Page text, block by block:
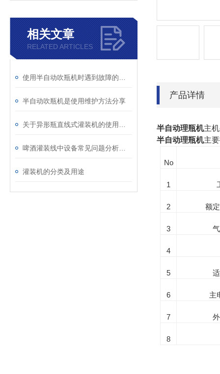
相关文章
RELATED ARTICLES
半自动吹瓶机是使用维护方法分享
灌装机的分类及用途
产品详情
半自动理瓶机主
半自动理瓶机主
No
1
2 额
3
4
5
6 主
7
8